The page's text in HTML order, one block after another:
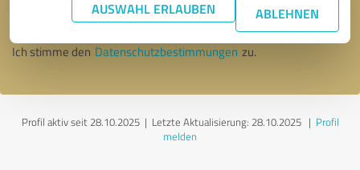
AUSWAHL ERLAUBEN ABLEHNEN
Nachricht senden
Ich stimme den Datenschutzbestimmungen zu.
Profil aktiv seit 28.10.2025 | Letzte Aktualisierung: 28.10.2025| Profil
melden